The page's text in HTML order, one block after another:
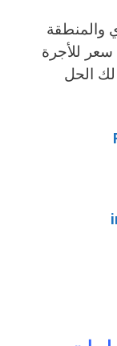
والمنطقة
للأجرة
الحل